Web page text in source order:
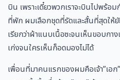
บิน เพราะเดี๋ยวพวกเราจะบินไปพร้อ
ที่พัก ผมเลือกชุดที่รัดและสั้นที่สุดให้
เรียกว่าผ้าแนบเนื้อซะจนเห็นขอบกา
เก่งจนใครเห็นก็อดมองไม่ได้
เพื่อนที่มาคนแรกของผมคือเจ้า”เอก